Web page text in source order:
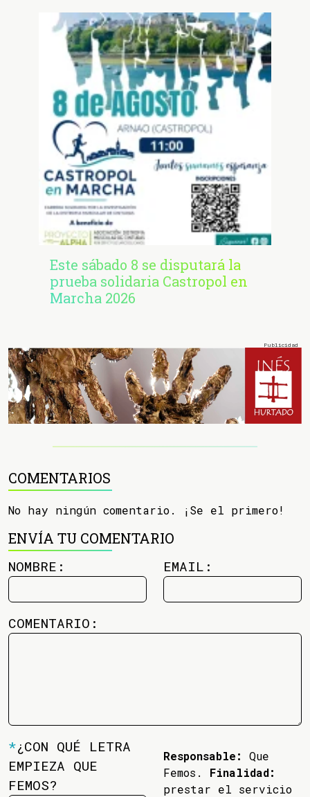
Este sábado 8 se disputará la
prueba solidaria Castropol en
Marcha 2026
COMENTARIOS
No hay ningún comentario. ¡Se el primero!
ENVÍA TU COMENTARIO
NOMBRE: EMAIL:
COMENTARIO:
*¿CON QUÉ LETRA
EMPIEZA QUE
FEMOS?
Responsable:
Que
Femos. Finalidad:
prestar el servicio